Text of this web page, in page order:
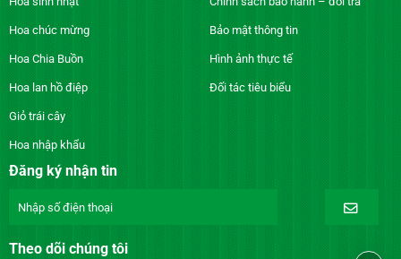
Hoa chúc mừng
Hoa Chia Buồn
Hoa lan hồ điệp
Giỏ trái cây
Hoa nhập khẩu
Bảo mật thông tin
Hình ảnh thực tế
Đối tác tiêu biểu
Đăng ký nhận tin
Theo dõi chúng tôi